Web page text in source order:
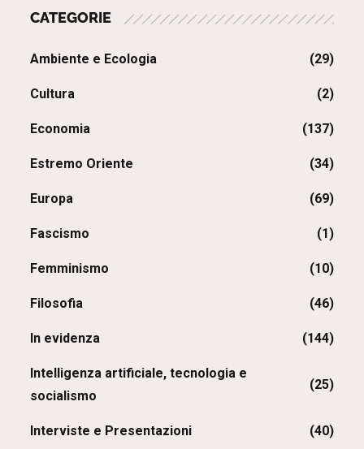
CATEGORIE
Ambiente e Ecologia (29)
Cultura (2)
Economia (137)
Estremo Oriente (34)
Europa (69)
Fascismo (1)
Femminismo (10)
Filosofia (46)
In evidenza (144)
Intelligenza artificiale, tecnologia e
socialismo
(25)
Interviste e Presentazioni (40)